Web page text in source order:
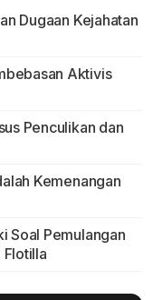
Dugaan Kejahatan
Aktivis
Penculikan dan
Kemenangan
Soal Pemulangan
Flotilla